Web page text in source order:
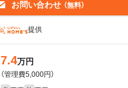
お問い合わせ （無料）
提供
7.4万円
（管理費5,000円）